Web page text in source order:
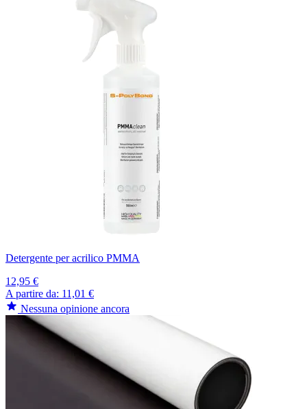
Detergente per acrilico PMMA
12,95 €
A partire da: 11,01 €
Nessuna opinione ancora